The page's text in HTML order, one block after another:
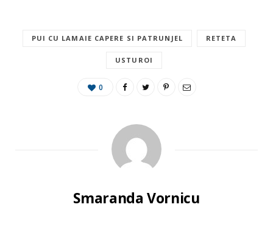
PUI CU LAMAIE CAPERE SI PATRUNJEL RETETA
USTUROI
0
Smaranda Vornicu